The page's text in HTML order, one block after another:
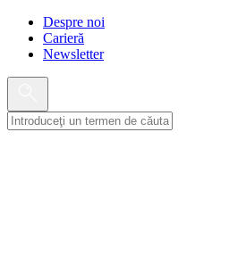
Despre noi
Carieră
Newsletter